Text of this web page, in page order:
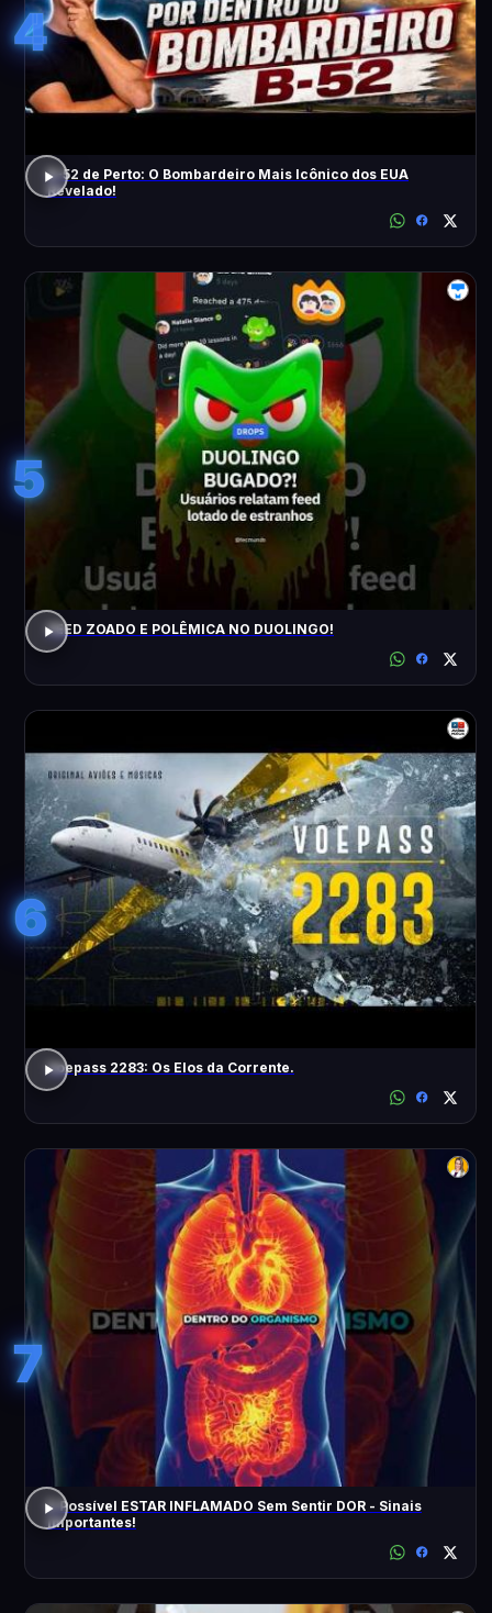
4
B-52 de Perto: O Bombardeiro Mais Icônico dos EUA
Revelado!
5
FEED ZOADO E POLÊMICA NO DUOLINGO!
6
Voepass 2283: Os Elos da Corrente.
7
É Possível ESTAR INFLAMADO Sem Sentir DOR - Sinais
Importantes!